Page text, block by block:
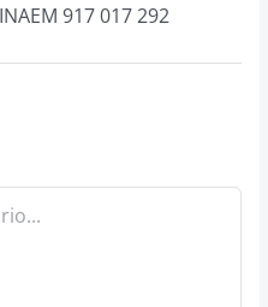
‭917 017 292‬